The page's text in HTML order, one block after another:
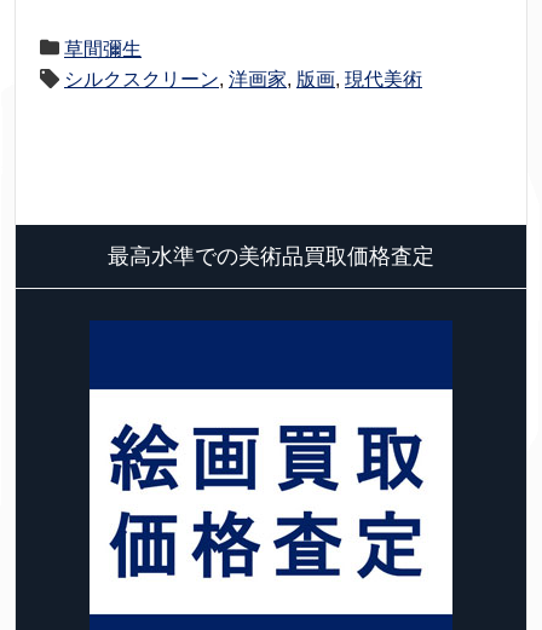
草間彌生
シルクスクリーン, 洋画家, 版画, 現代美術
最高水準での美術品買取価格査定